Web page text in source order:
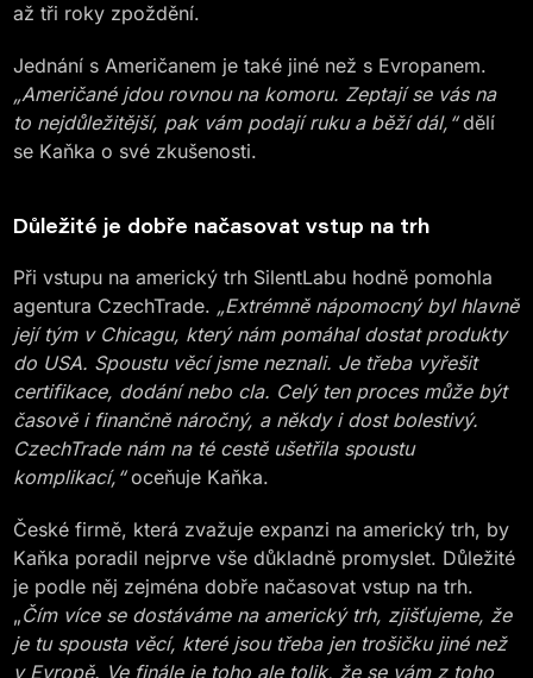
až tři roky zpoždění.
Jednání s Američanem je také jiné než s Evropanem.
„Američané jdou rovnou na komoru. Zeptají se vás na
to nejdůležitější, pak vám podají ruku a běží dál,“dělí
se Kaňka o své zkušenosti.
Důležité je dobře načasovat vstup na trh
Při vstupu na americký trh SilentLabu hodně pomohla
agentura CzechTrade. „Extrémně nápomocný byl hlavně
její tým v Chicagu, který nám pomáhal dostat produkty
do USA. Spoustu věcí jsme neznali. Je třeba vyřešit
certifikace, dodání nebo cla. Celý ten proces může být
časově i finančně náročný, a někdy i dost bolestivý.
CzechTrade nám na té cestě ušetřila spoustu
komplikací,“oceňuje Kaňka.
České firmě, která zvažuje expanzi na americký trh, by
Kaňka poradil nejprve vše důkladně promyslet. Důležité
je podle něj zejména dobře načasovat vstup na trh.
„Čím více se dostáváme na americký trh, zjišťujeme, že
je tu spousta věcí, které jsou třeba jen trošičku jiné než
v Evropě. Ve finále je toho ale tolik, že se vám z toho